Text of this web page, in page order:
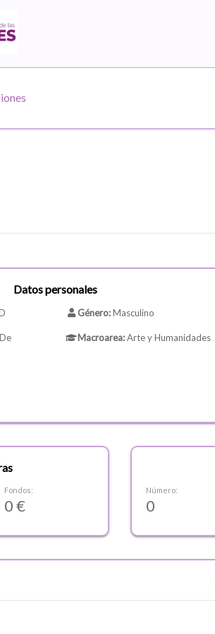
Datos personales
Género:Masculino
Macroarea:Arte y Humanidades
Fondos:
0 €
Número:
0